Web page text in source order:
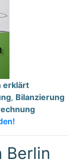
erklärt
, Bilanzierung
Berlin